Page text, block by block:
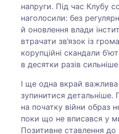
напруги. Під час Клубу
наголосили: без
й оновлення влади
втрачати зв’язок із
корупційні скандали
в десятки разів сильніше.
І ще одна вкрай
зупинитися детальніше.
на початку війни образ
поки що не вписався у
Позитивне ставлення до